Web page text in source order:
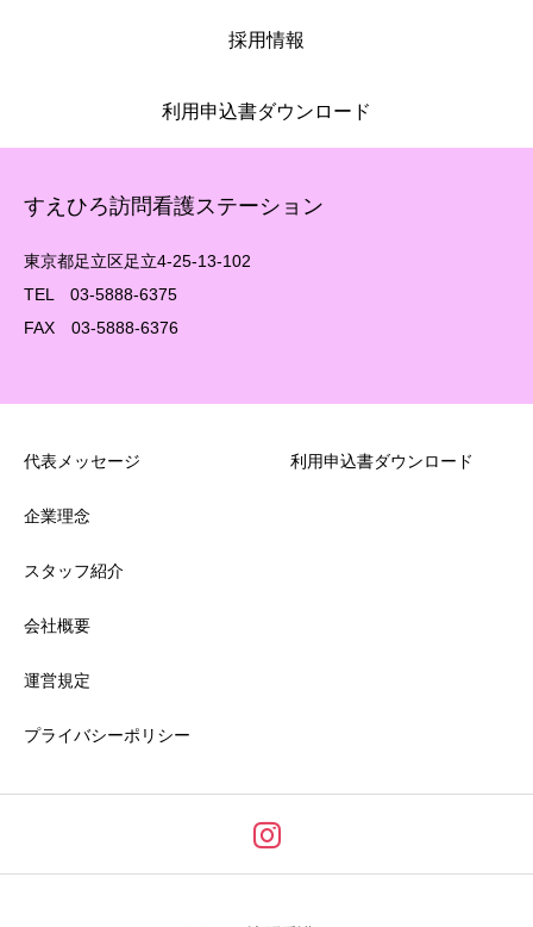
採用情報
利用申込書ダウンロード
すえひろ訪問看護ステーション
東京都足立区足立4-25-13-102
TEL 03-5888-6375
FAX 03-5888-6376
代表メッセージ
企業理念
スタッフ紹介
会社概要
運営規定
プライバシーポリシー
利用申込書ダウンロード